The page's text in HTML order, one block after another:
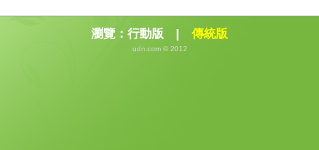
瀏覽： 行動版 | 傳統版
udn.com © 2012